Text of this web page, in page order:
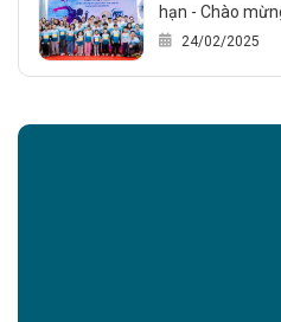
hạn - Chào
NT Technology.,
24/02/2025